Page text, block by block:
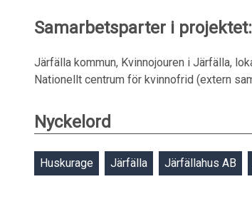
Samarbetsparter i projektet:
Järfälla kommun, Kvinnojouren i Järfälla,
Nationellt centrum för kvinnofrid (extern
Nyckelord
Huskurage Järfälla Järfällahus AB